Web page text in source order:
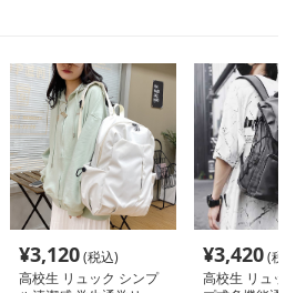
¥3,120(税込)
高校生 リュック シンプ
¥3,420(税
高校生 リュッ